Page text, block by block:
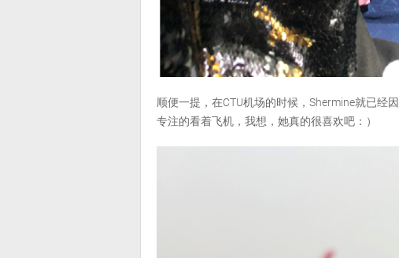
顺便一提，在CTU机场的时候，Shermine就已经
专注的看着飞机，我想，她真的很喜欢吧：）